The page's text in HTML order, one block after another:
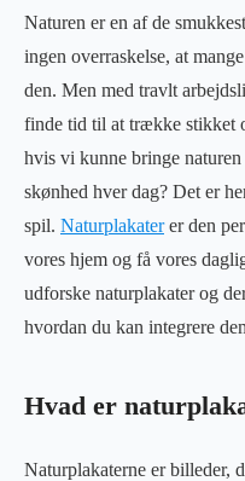
Naturen er en af ​​de
ingen overraskelse, at
den. Men med travlt
finde tid til at trække stikket
hvis vi kunne bringe
skønhed hver dag? Det er
spil. Naturplakaterer den
vores hjem og få vores
udforske naturplakater og
hvordan du kan integrere
Hvad er
Naturplakaterne er billeder,